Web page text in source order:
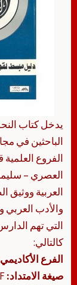
يدخل كتاب
الباحثين في
الفروع
العصري –
العربية ووثيق
والأدب العربي
التي تهم
كالتالي:
الفرع
صيغة الامتداد: